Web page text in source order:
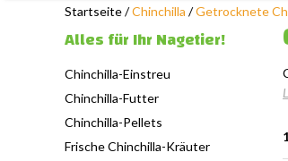
Startseite/Chinchilla /Getrocknete
Alles für Ihr Nagetier!
Chinchilla-Einstreu
Chinchilla-Futter
Chinchilla-Pellets
Frische Chinchilla-Kräuter